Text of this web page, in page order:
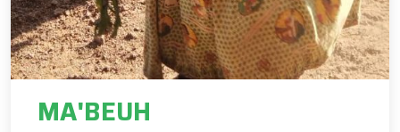
MA'BEUH